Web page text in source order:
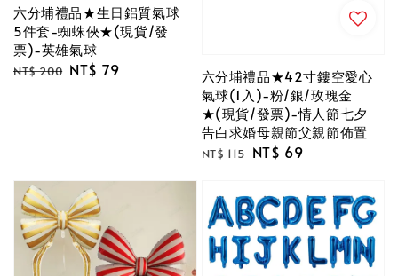
六分埔禮品★生日鋁質氣球
5件套-蜘蛛俠★(現貨/發
票)-英雄氣球
Regular
NT$ 200 Sale
NT$ 79
六分埔禮品★42寸鏤空愛心
氣球(1入)-粉/銀/玫瑰金
★(現貨/發票)-情人節七夕
告白求婚母親節父親節佈置
Regular
NT$ 115 Sale
NT$ 69